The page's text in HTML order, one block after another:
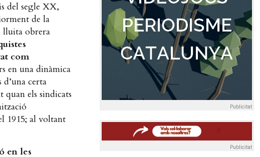
del segle XX,
de la
lluita obrera
com
en una dinàmica
certa
els sindicats
1915; al voltant
en les
Publicitat
Publicitat